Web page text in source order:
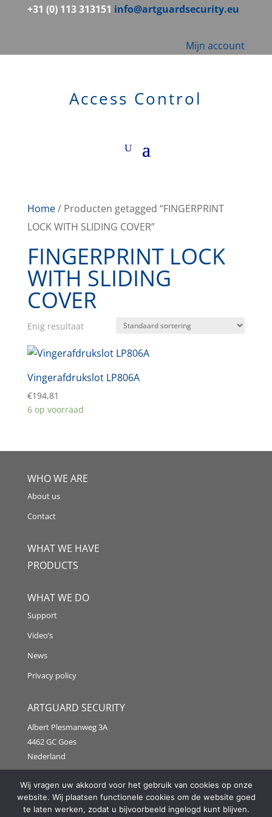
+31 (0) 113 313151 info@artguardsecurity.eu
Mijn account
Access Control
Home/ Producten getagged “FINGERPRINT
LOCK WITH SLIDING COVER”
FINGERPRINT LOCK
WITH SLIDING
COVER
Enig resultaat
Vingerafdrukslot LP806A
€194,81
6 op voorraad
WHO WE ARE
About us
Contact
WHAT WE HAVE
PRODUCTS
WHAT WE DO
Support
Video’s
News
Privacy policy
ARTGUARD SECURITY
Albert Plesmanweg 3A
4462 GC Goes
Nederland
Tel: +31 (0) 113 313151
E-mail:info@artguardsecurity.eu
Wij vragen uw akkoord voor het gebruik van cookies op onze
website. Wij plaatsen functionele cookies om de website goed
te laten werken, zodat u bijvoorbeeld ingelogd kunt blijven.